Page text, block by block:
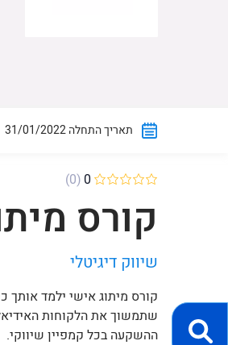
(0) 0
קורס
שיווק דיגיטלי
קורס מיתוג אישי ילמד אותך
שתמשוך את הלקוחות
ההשקעה בכל קמפיין שיווקי.